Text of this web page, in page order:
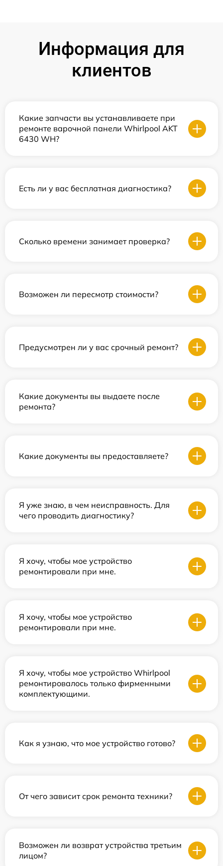
Информация для
клиентов
Какие запчасти вы устанавливаете при
ремонте варочной панели Whirlpool AKT
6430 WH?
Есть ли у вас бесплатная диагностика?
Сколько времени занимает проверка?
Возможен ли пересмотр стоимости?
Предусмотрен ли у вас срочный ремонт?
Какие документы вы выдаете после
ремонта?
Какие документы вы предоставляете?
Я уже знаю, в чем неисправность. Для
чего проводить диагностику?
Я хочу, чтобы мое устройство
ремонтировали при мне.
Я хочу, чтобы мое устройство
ремонтировали при мне.
Я хочу, чтобы мое устройство Whirlpool
ремонтировалось только фирменными
комплектующими.
Как я узнаю, что мое устройство готово?
От чего зависит срок ремонта техники?
Возможен ли возврат устройства третьим
лицом?